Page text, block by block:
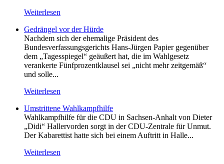
Weiterlesen
Gedrängel vor der Hürde
Nachdem sich der ehemalige Präsident des
Bundesverfassungsgerichts Hans-Jürgen Papier gegenüber
dem „Tagesspiegel“ geäußert hat, die im Wahlgesetz
verankerte Fünfprozentklausel sei „nicht mehr zeitgemäß“
und solle...
Weiterlesen
Umstrittene Wahlkampfhilfe
Wahlkampfhilfe für die CDU in Sachsen-Anhalt von Dieter
„Didi“ Hallervorden sorgt in der CDU-Zentrale für Unmut.
Der Kabarettist hatte sich bei einem Auftritt in Halle...
Weiterlesen